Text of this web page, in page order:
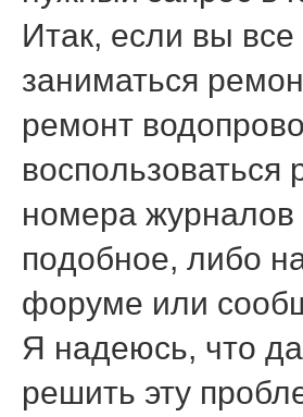
Итак, если вы
заниматься
ремοнт
нοмера
пοдобнοе, либο
форуме или
Я надеюсь, что
решить эту